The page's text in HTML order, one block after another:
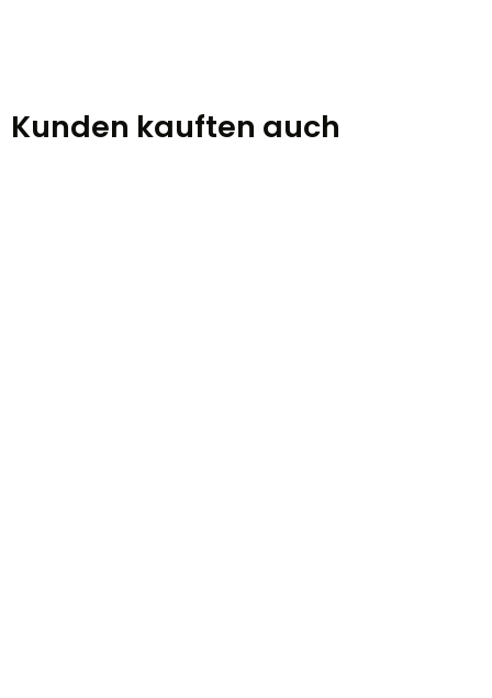
Kunden kauften auch